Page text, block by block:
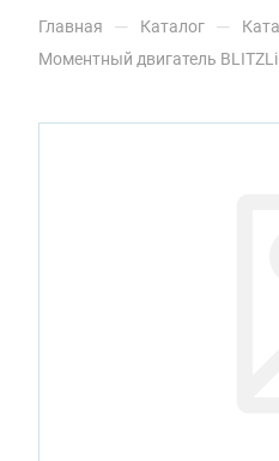
Главная — Каталог —
Моментный двигатель